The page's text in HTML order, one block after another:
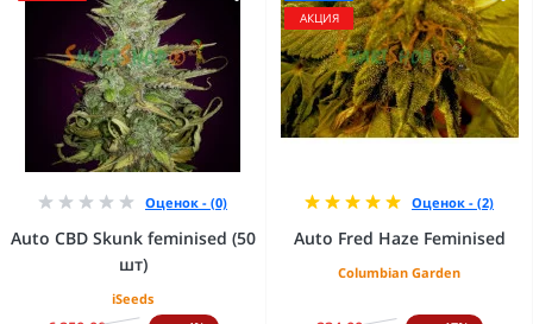
Оценок - (0)
Auto CBD Skunk feminised (50
шт)
iSeeds
АКЦИЯ
Оценок - (2)
Auto Fred Haze Feminised
Columbian Garden